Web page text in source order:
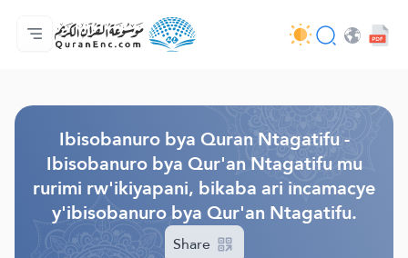
Ahabanza.
Ishakiro ry'ibisobanuro
Audio
Serivisi z'abakora amavugurura. - API
Ibijyanye n'umushinga.
Twandikire.
Ururimi.
Ibisobanuro bya Quran Ntagatifu -
Ibisobanuro bya Qur'an Ntagatifu mu
rurimi rw'ikiyapani, bikaba ari incamacye
y'ibisobanuro bya Qur'an Ntagatifu.
Share